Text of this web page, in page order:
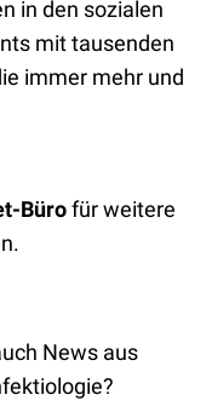
in den sozialen
mit tausenden
immer mehr und
Bürofür weitere
News aus